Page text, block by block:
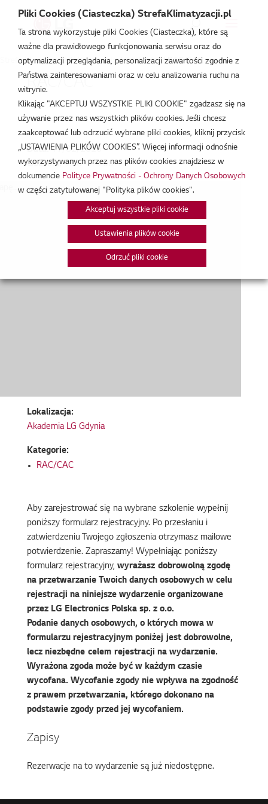
Strefa Klimatyzacji /Wydarzenia/RAC/CAC/RAC/CAC
RAC/CAC
lut 17, 2026
Data:17/02/2026
Godzina:9:00 - 15:00
Lokalizacja:
Akademia LG Gdynia
Kategorie:
RAC/CAC
Aby zarejestrować się na wybrane szkolenie wypełnij
poniższy formularz rejestracyjny. Po przesłaniu i
zatwierdzeniu Twojego zgłoszenia otrzymasz mailowe
potwierdzenie. Zapraszamy! Wypełniając poniższy
formularz rejestracyjny, wyrażasz dobrowolną zgodę
na przetwarzanie Twoich danych osobowych w celu
rejestracji na niniejsze wydarzenie organizowane
przez LG Electronics Polska sp. z o.o.
Podanie danych osobowych, o których mowa w
formularzu rejestracyjnym poniżej jest dobrowolne,
lecz niezbędne celem rejestracji na wydarzenie.
Wyrażona zgoda może być w każdym czasie
wycofana. Wycofanie zgody nie wpływa na zgodność
z prawem przetwarzania, którego dokonano na
podstawie zgody przed jej wycofaniem.
Zapisy
Rezerwacje na to wydarzenie są już niedostępne.
Pliki Cookies (Ciasteczka) StrefaKlimatyzacji.pl
Ta strona wykorzystuje pliki Cookies (Ciasteczka), które są
ważne dla prawidłowego funkcjonowania serwisu oraz do
optymalizacji przeglądania, personalizacji zawartości zgodnie z
Państwa zainteresowaniami oraz w celu analizowania ruchu na
witrynie.
Klikając "AKCEPTUJ WSZYSTKIE PLIKI COOKIE" zgadzasz się na
używanie przez nas wszystkich plików cookies. Jeśli chcesz
zaakceptować lub odrzucić wybrane pliki cookies, kliknij przycisk
„USTAWIENIA PLIKÓW COOKIES”. Więcej informacji odnośnie
wykorzystywanych przez nas plików cookies znajdziesz w
dokumencie Polityce Prywatności - Ochrony Danych Osobowych
w części zatytułowanej "Polityka plików cookies".
Akceptuj wszystkie pliki cookie
Ustawienia plików cookie
Odrzuć pliki cookie